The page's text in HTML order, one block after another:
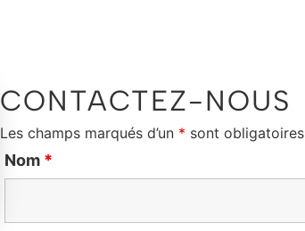
CONTACTEZ-NOUS
Les champs marqués d’un * sont obligatoires
Nom *